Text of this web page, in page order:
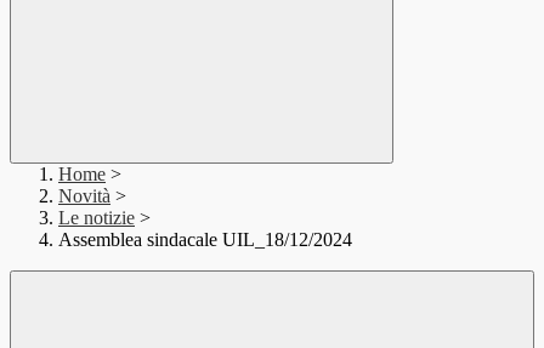
Home >
Novità >
Le notizie >
Assemblea sindacale UIL_18/12/2024